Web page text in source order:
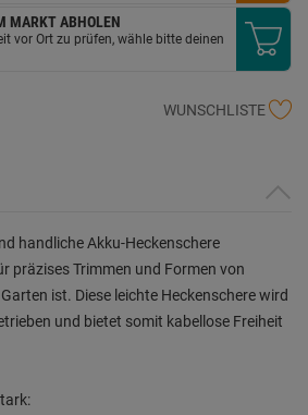
MARKT ABHOLEN
vor Ort zu prüfen, wähle bitte deinen
WUNSCHLISTE
handliche Akku-Heckenschere
präzises Trimmen und Formen von
ist. Diese leichte Heckenschere wird
und bietet somit kabellose Freiheit